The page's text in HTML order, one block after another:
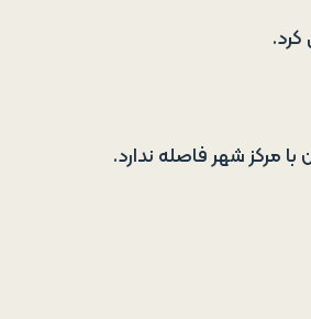
مرکز شهر فاصله ندارد.